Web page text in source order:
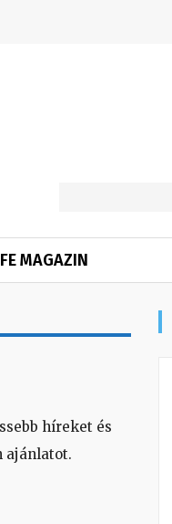
MAGAZIN
híreket és
ajánlatot.